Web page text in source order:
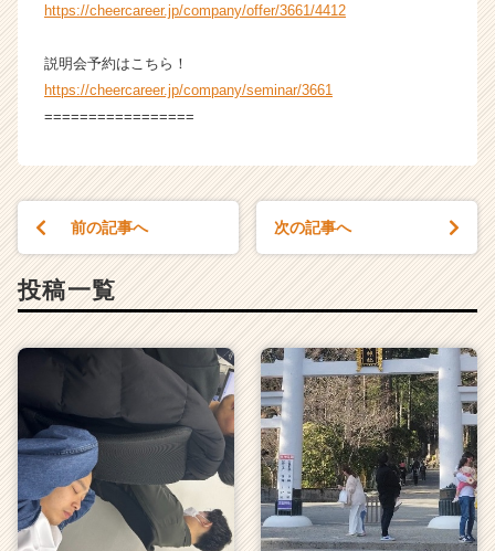
https://cheercareer.jp/company/offer/3661/4412
説明会予約はこちら！
https://cheercareer.jp/company/seminar/3661
=================
前の記事へ 次の記事へ
投稿一覧